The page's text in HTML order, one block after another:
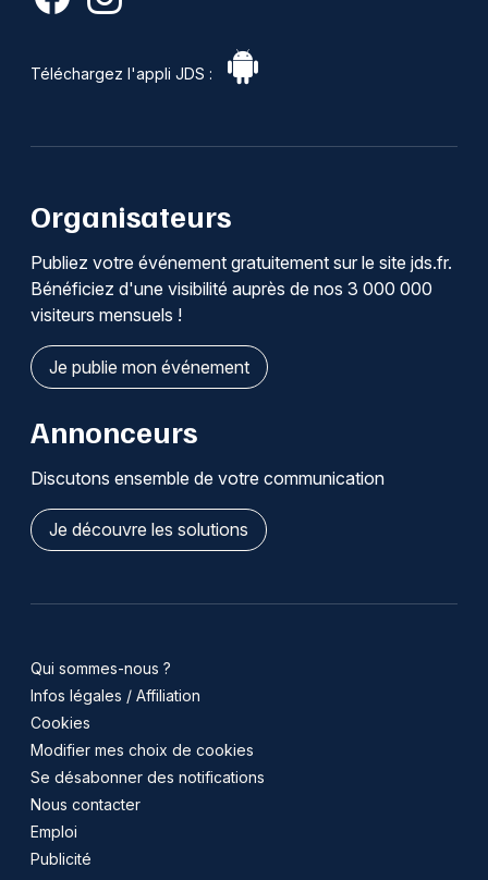
Téléchargez l'appli JDS :
Organisateurs
Publiez votre événement gratuitement sur le site jds.fr.
Bénéficiez d'une visibilité auprès de nos 3 000 000
visiteurs mensuels !
Je publie mon événement
Annonceurs
Discutons ensemble de votre communication
Je découvre les solutions
Qui sommes-nous ?
Infos légales / Affiliation
Cookies
Modifier mes choix de cookies
Se désabonner des notifications
Nous contacter
Emploi
Publicité